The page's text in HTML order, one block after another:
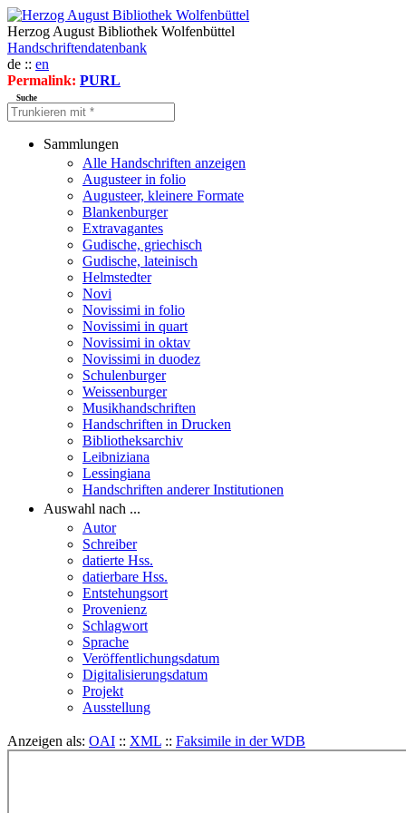
Herzog August Bibliothek Wolfenbüttel
Handschriftendatenbank
de :: en
Permalink: PURL
Suche
Sammlungen
Alle Handschriften anzeigen
Augusteer in folio
Augusteer, kleinere Formate
Blankenburger
Extravagantes
Gudische, griechisch
Gudische, lateinisch
Helmstedter
Novi
Novissimi in folio
Novissimi in quart
Novissimi in oktav
Novissimi in duodez
Schulenburger
Weissenburger
Musikhandschriften
Handschriften in Drucken
Bibliotheksarchiv
Leibniziana
Lessingiana
Handschriften anderer Institutionen
Auswahl nach ...
Autor
Schreiber
datierte Hss.
datierbare Hss.
Entstehungsort
Provenienz
Schlagwort
Sprache
Veröffentlichungsdatum
Digitalisierungsdatum
Projekt
Ausstellung
Anzeigen als: OAI :: XML :: Faksimile in der WDB